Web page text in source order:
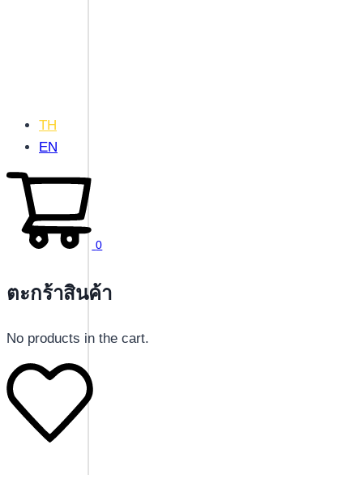
TH
EN
0
ตะกร้าสินค้า
No products in the cart.